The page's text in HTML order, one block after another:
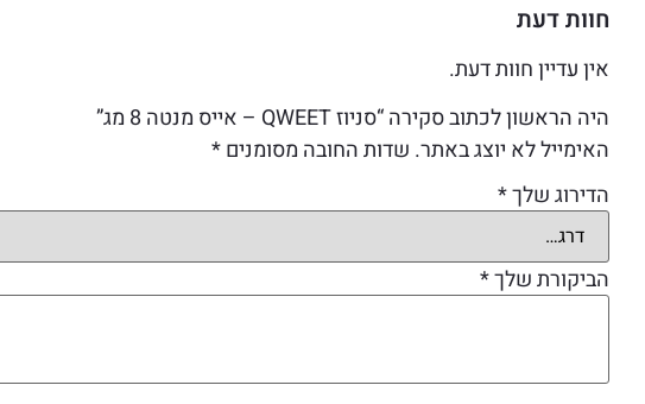
חוות דעת
אין עדיין חוות דעת.
היה הראשון לכתוב סקירה “סניוז QWEET – אייס מנטה 8 מג”
האימייל לא יוצג באתר. שדות החובה מסומנים*
הדירוג שלך*
הביקורת שלך*